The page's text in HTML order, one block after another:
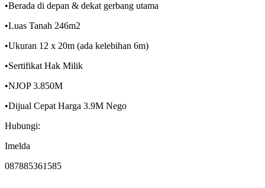
•Berada di depan & dekat gerbang utama
•Luas Tanah 246m2
•Ukuran 12 x 20m (ada kelebihan 6m)
•Sertifikat Hak Milik
•NJOP 3.850M
•Dijual Cepat Harga 3.9M Nego
Hubungi:
Imelda
087885361585